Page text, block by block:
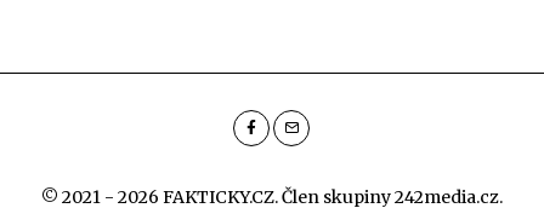
© 2021 - 2026 FAKTICKY.CZ. Člen skupiny242media.cz.